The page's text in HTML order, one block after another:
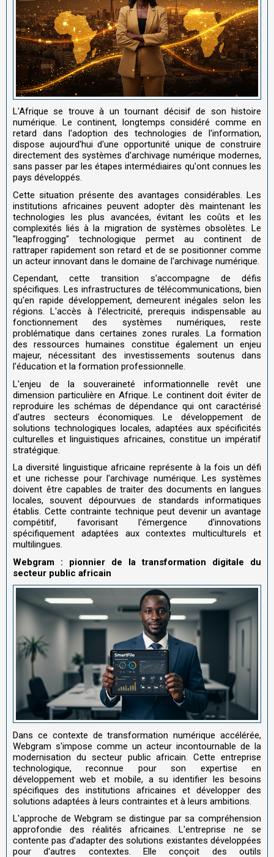
L'Afrique se trouve à un tournant décisif de son histoire
numérique. Le continent, longtemps considéré comme en
retard dans l'adoption des technologies de l'information,
dispose aujourd'hui d'une opportunité unique de construire
directement des systèmes d'archivage numérique modernes,
sans passer par les étapes intermédiaires qu'ont connues les
pays développés.
Cette situation présente des avantages considérables. Les
institutions africaines peuvent adopter dès maintenant les
technologies les plus avancées, évitant les coûts et les
complexités liés à la migration de systèmes obsolètes. Le
"leapfrogging" technologique permet au continent de
rattraper rapidement son retard et de se positionner comme
un acteur innovant dans le domaine de l'archivage numérique.
Cependant, cette transition s'accompagne de défis
spécifiques. Les infrastructures de télécommunications, bien
qu'en rapide développement, demeurent inégales selon les
régions. L'accès à l'électricité, prerequis indispensable au
fonctionnement des systèmes numériques, reste
problématique dans certaines zones rurales. La formation
des ressources humaines constitue également un enjeu
majeur, nécessitant des investissements soutenus dans
l'éducation et la formation professionnelle.
L'enjeu de la souveraineté informationnelle revêt une
dimension particulière en Afrique. Le continent doit éviter de
reproduire les schémas de dépendance qui ont caractérisé
d'autres secteurs économiques. Le développement de
solutions technologiques locales, adaptées aux spécificités
culturelles et linguistiques africaines, constitue un impératif
stratégique.
La diversité linguistique africaine représente à la fois un défi
et une richesse pour l'archivage numérique. Les systèmes
doivent être capables de traiter des documents en langues
locales, souvent dépourvues de standards informatiques
établis. Cette contrainte technique peut devenir un avantage
compétitif, favorisant l'émergence d'innovations
spécifiquement adaptées aux contextes multiculturels et
multilingues.
Webgram : pionnier de la transformation digitale du
secteur public africain
Dans ce contexte de transformation numérique accélérée,
Webgram s'impose comme un acteur incontournable de la
modernisation du secteur public africain. Cette entreprise
technologique, reconnue pour son expertise en
développement web et mobile, a su identifier les besoins
spécifiques des institutions africaines et développer des
solutions adaptées à leurs contraintes et à leurs ambitions.
L'approche de Webgram se distingue par sa compréhension
approfondie des réalités africaines. L'entreprise ne se
contente pas d'adapter des solutions existantes développées
pour d'autres contextes. Elle conçoit des outils